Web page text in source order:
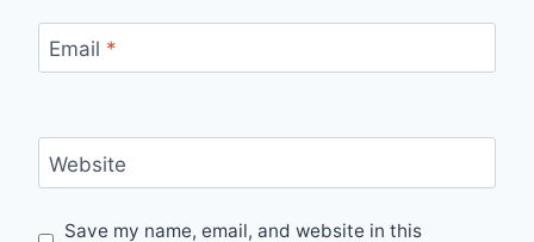
Email *
Website
Save my name, email, and website in this